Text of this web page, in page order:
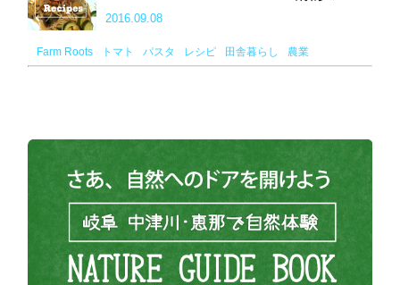
2016.09.08
Farm Roots トマト パスタ レシピ 田舎暮らし 農業